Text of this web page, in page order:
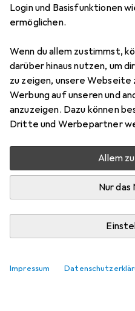
Login und Basisfunktionen
ermöglichen.
Wenn du allem zustimmst,
darüber hinaus nutzen, um
zu zeigen, unsere
Werbung auf unseren und
anzuzeigen. Dazu können
Dritte und Werbepartner
Allem
Nur
Impressum
Bestseller
Bestseller